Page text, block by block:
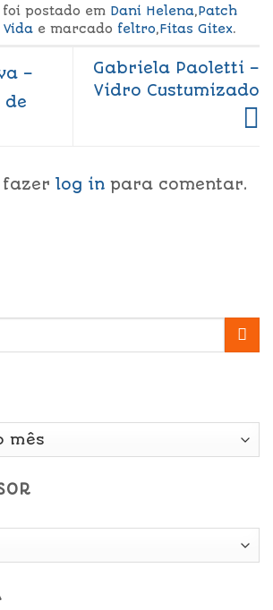
postado em Dani Helena,Patch
Vidae marcado feltro,Fitas Gitex.
–
de
Gabriela Paoletti –
Vidro Custumizado
fazer log in para comentar.